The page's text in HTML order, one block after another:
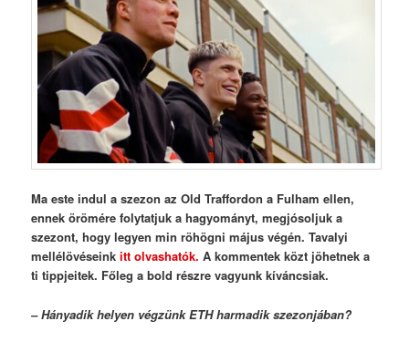
Ma este indul a szezon az Old Traffordon a Fulham ellen,
ennek örömére folytatjuk a hagyományt, megjósoljuk a
szezont, hogy legyen min röhögni május végén. Tavalyi
mellélövéseinkitt olvashatók. A kommentek közt jöhetnek a
ti tippjeitek. Főleg a bold részre vagyunk kíváncsiak.
– Hányadik helyen végzünk ETH harmadik szezonjában?